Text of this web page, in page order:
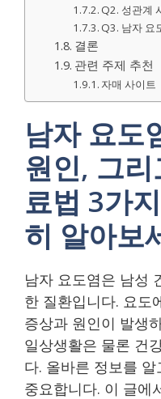
Q2. 성관계
Q3. 남자 요
결론
관련 주제 추천
자매 사이트
남자 요도
원인, 그
료법 3가
히 알아보
남자 요도염은 남성
한 질환입니다. 요도
증상과 원인이 발생
일상생활은 물론 건
다. 올바른 정보를
중요합니다. 이 글에